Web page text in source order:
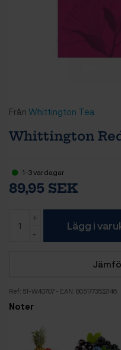
Från Whittington Tea
Whittington
1-3 vardagar
89,95 SEK
Lägg i
Ref: 51-W40707 - EAN: 8051773532146
Noter